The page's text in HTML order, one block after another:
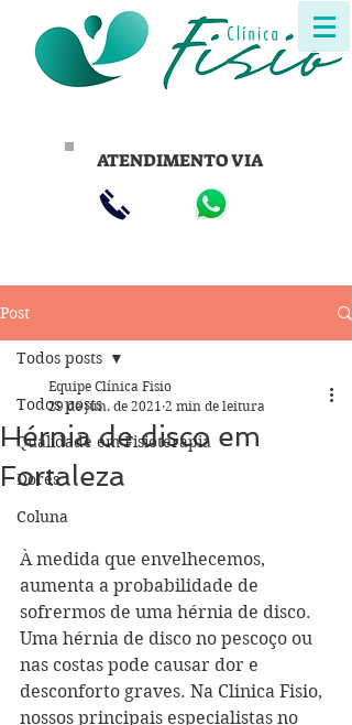
ATENDIMENTO VIA
Post
Todos posts
Qualidade em Fisioterapia
Dores
Coluna
Todos posts
Hérnia de disco em
Fortaleza
Equipe Clínica Fisio
29 de jun. de 2021 2 min de leitura
À medida que envelhecemos,
aumenta a probabilidade de
sofrermos de uma hérnia de disco.
Uma hérnia de disco no pescoço ou
nas costas pode causar dor e
desconforto graves. Na Clinica Fisio,
nossos principais especialistas no